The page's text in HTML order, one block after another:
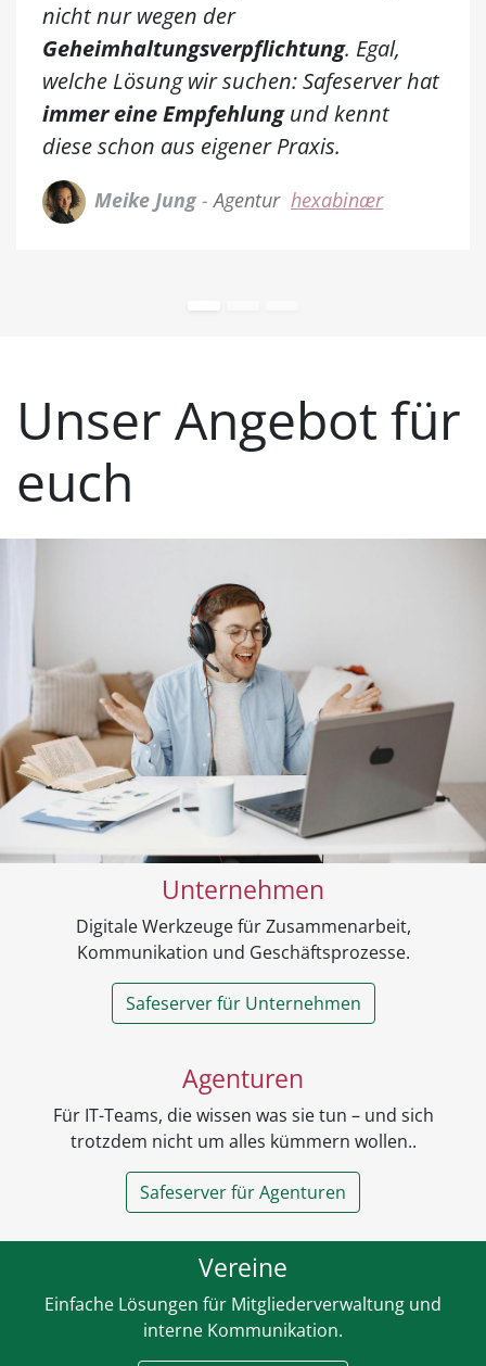
nicht nur wegen der
Geheimhaltungsverpflichtung. Egal,
welche Lösung wir suchen: Safeserver hat
immer eine Empfehlungund kennt
diese schon aus eigener Praxis.
Meike Jung-Agentur hexabinær
Unser Angebot für
euch
Unternehmen
Digitale Werkzeuge für Zusammenarbeit,
Kommunikation und Geschäftsprozesse.
Safeserver für Unternehmen
Agenturen
Für IT-Teams, die wissen was sie tun – und sich
trotzdem nicht um alles kümmern wollen..
Safeserver für Agenturen
Vereine
Einfache Lösungen für Mitgliederverwaltung und
interne Kommunikation.